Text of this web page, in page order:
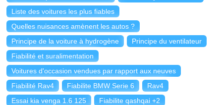
Liste des voitures les plus fiables
Quelles nuisances amènent les autos ?
Principe de la voiture à hydrogène
Principe du ventilateur
Fiabilité et suralimentation
Voitures d'occasion vendues par rapport aux neuves
Fiabilité Rav4
Fiabilite BMW Serie 6
Rav4
Essai kia venga 1.6 125
Fiabilite qashqai +2